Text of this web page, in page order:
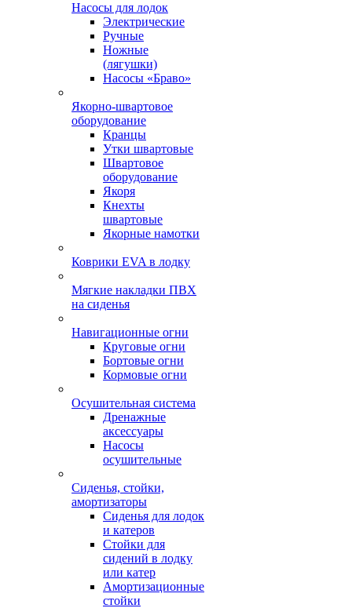
Насосы для лодок
Электрические
Ручные
Ножные
(лягушки)
Насосы «Браво»
Якорно-швартовое
оборудование
Кранцы
Утки швартовые
Швартовое
оборудование
Якоря
Кнехты
швартовые
Якорные намотки
Коврики EVA в лодку
Мягкие накладки ПВХ
на сиденья
Навигационные огни
Круговые огни
Бортовые огни
Кормовые огни
Осушительная система
Дренажные
аксессуары
Насосы
осушительные
Сиденья, стойки,
амортизаторы
Сиденья для лодок
и катеров
Стойки для
сидений в лодку
или катер
Амортизационные
стойки